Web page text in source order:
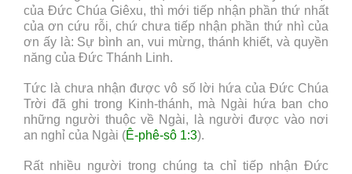
của Đức Chúa Giêxu, thì mới tiếp nhận phần thứ nhất
của ơn cứu rỗi, chứ chưa tiếp nhận phần thứ nhì của
ơn ấy là: Sự bình an, vui mừng, thánh khiết, và quyền
năng của Đức Thánh Linh.
Tức là chưa nhận được vô số lời hứa của Đức Chúa
Trời đã ghi trong Kinh-thánh, mà Ngài hứa ban cho
những người thuộc về Ngài, là người được vào nơi
an nghỉ của Ngài (Ê-phê-sô 1:3).
Rất nhiều người trong chúng ta chỉ tiếp nhận Đức